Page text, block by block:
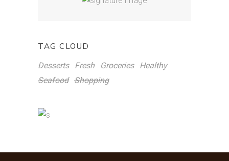
TAG CLOUD
Desserts Fresh Groceries Healthy
Seafood Shopping